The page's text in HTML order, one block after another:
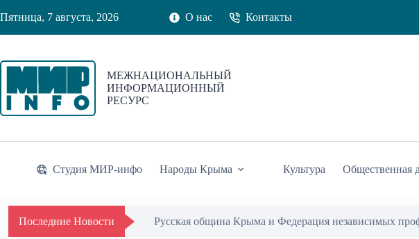
к
Пятница, 7 августа, 2026 О нас Контакты
МЕЖНАЦИОНАЛЬНЫЙ
ИНФОРМАЦИОННЫЙ
РЕСУРС
Студия МИР-инфо Народы Крыма Культура Общественная
Последние Новости Русская община Крыма и Федерация независимых